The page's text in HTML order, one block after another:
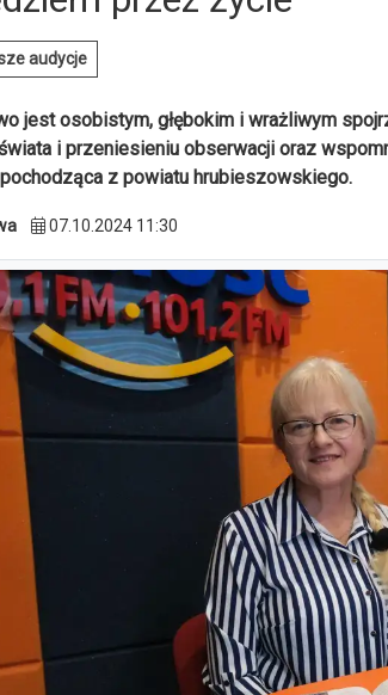
audycje
jest osobistym, głębokim i wrażliwym
i przeniesieniu obserwacji oraz
z powiatu hrubieszowskiego.
07.10.2024 11:30